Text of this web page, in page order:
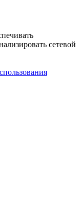
сетевой